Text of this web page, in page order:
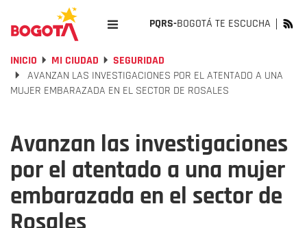
PQRS-BOGOTÁ TE ESCUCHA
INICIO MI CIUDAD
SEGURIDAD
AVANZAN LAS INVESTIGACIONES POR EL ATENTADO A UNA
MUJER EMBARAZADA EN EL SECTOR DE ROSALES
Avanzan las investigaciones
por el atentado a una mujer
embarazada en el sector de